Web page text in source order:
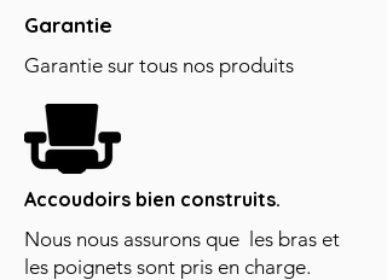
Garantie
Garantie sur tous nos produits
Accoudoirs bien construits.
Nous nous assurons que les bras et
les poignets sont pris en charge.